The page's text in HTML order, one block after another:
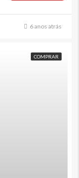
6 anos atrás
COMPRAR